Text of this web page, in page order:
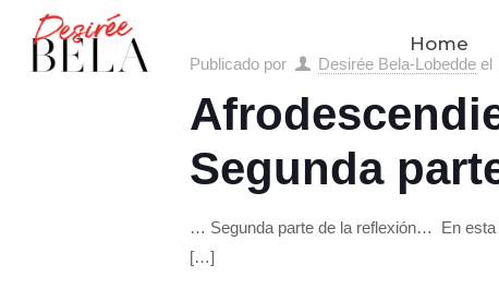
Home
Publicado por Desirée Bela-Lobedde el
Segunda
… Segunda parte de la reflexión… En esta
[…]